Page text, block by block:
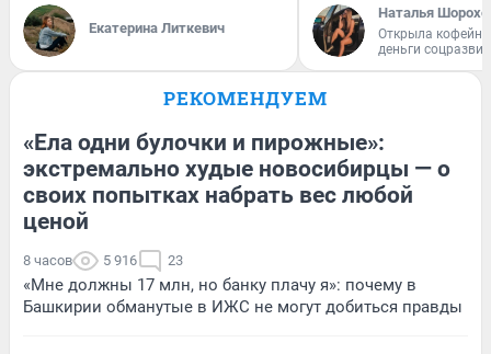
Екатерина Литкевич
Наталья
Открыла
деньги
РЕКОМЕНДУЕМ
«Ела одни булочки и пирожные»:
экстремально худые новосибирцы — о
своих попытках набрать вес любой
ценой
8 часов 5 916 23
«Мне должны 17 млн, но банку плачу я»: почему в
Башкирии обманутые в ИЖС не могут добиться правды